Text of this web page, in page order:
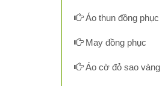
Áo thun đồng phục
May đồng phục
Áo cờ đỏ sao vàng